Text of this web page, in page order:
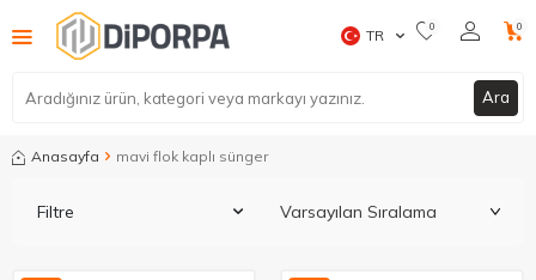
Ara
TR 0 0
Anasayfa mavi flok kaplı sünger
Filtre